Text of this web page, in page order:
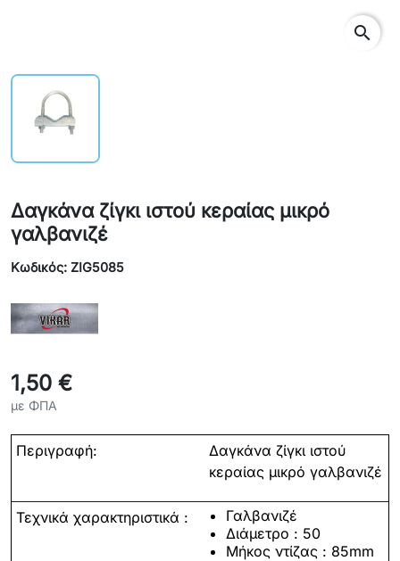
search
Δαγκάνα ζίγκι ιστού κεραίας μικρό
γαλβανιζέ
Κωδικός: ZIG5085
1,50 €
με ΦΠΑ
Περιγραφή:
Δαγκάνα ζίγκι ιστού
κεραίας μικρό γαλβανιζέ
Τεχνικά χαρακτηριστικά :
Γαλβανιζέ
Διάμετρο : 50
Μήκος ντίζας : 85mm